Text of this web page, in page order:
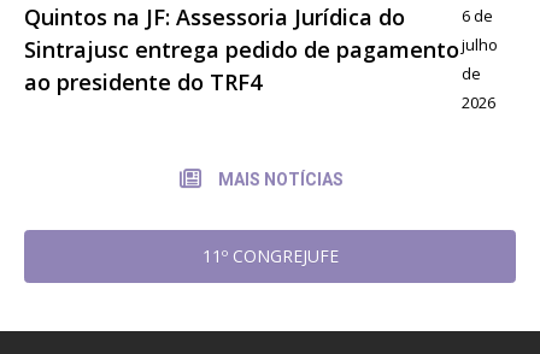
Quintos na JF: Assessoria Jurídica do
Sintrajusc entrega pedido de pagamento
ao presidente do TRF4
6 de
julho
de
2026
MAIS NOTÍCIAS
11º CONGREJUFE